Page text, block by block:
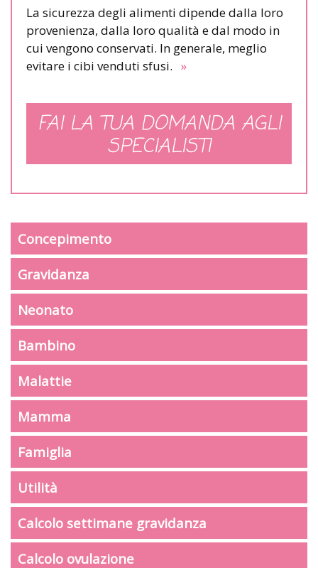
La sicurezza degli alimenti dipende dalla loro
provenienza, dalla loro qualità e dal modo in
cui vengono conservati. In generale, meglio
evitare i cibi venduti sfusi. »
FAI LA TUA DOMANDA AGLI
SPECIALISTI
Concepimento
Gravidanza
Neonato
Bambino
Malattie
Mamma
Famiglia
Utilità
Calcolo settimane gravidanza
Calcolo ovulazione